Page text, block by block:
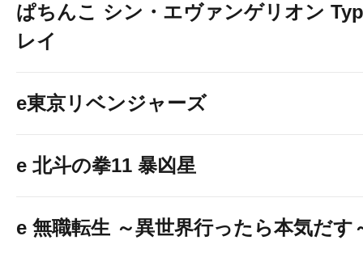
ぱちんこ シン・エヴァンゲリオン
レイ
e東京リベンジャーズ
e 北斗の拳11 暴凶星
e 無職転生 ～異世界行ったら本気だす